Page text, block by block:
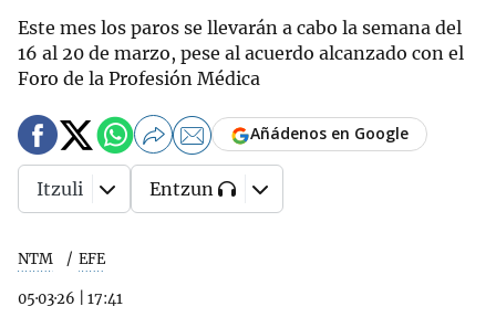
Este mes los paros se llevarán a cabo la semana del
16 al 20 de marzo, pese al acuerdo alcanzado con el
Foro de la Profesión Médica
NTM EFE
05·03·26 17:41
Añádenos en Google
Itzuli Entzun